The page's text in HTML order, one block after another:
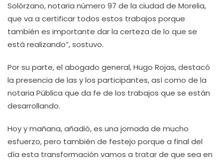
Solórzano, notaria número 97 de la ciudad de Morelia,
que va a certificar todos estos trabajos porque
también es importante dar la certeza de lo que se
está realizando”, sostuvo.
Por su parte, el abogado general, Hugo Rojas, destacó
la presencia de las y los participantes, así como de la
notaria Pública que da fe de los trabajos que se están
desarrollando.
Hoy y mañana, añadió, es una jornada de mucho
esfuerzo, pero también de festejo porque a final del
día esta transformación vamos a tratar de que sea en